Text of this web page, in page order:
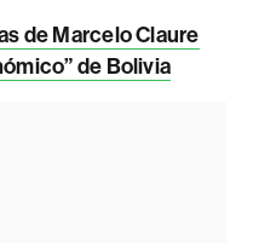
de Marcelo Claure
de Bolivia